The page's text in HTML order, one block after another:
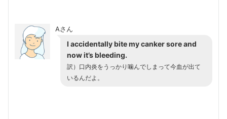
Aさん
I accidentally bite my canker sore and
now it’s bleeding.
訳）口内炎をうっかり噛んでしまって今血が出て
いるんだよ。